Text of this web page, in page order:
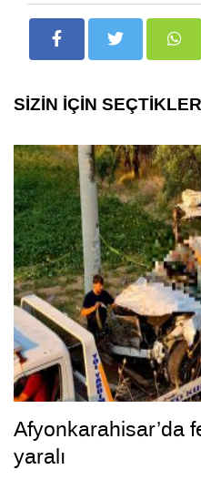
SİZİN İÇİN
Afyonkarahisar’da
yaralı